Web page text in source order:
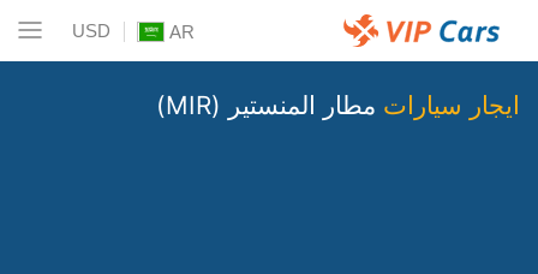
AR
USD
ايجار سيارات مطار المنستير (MIR)